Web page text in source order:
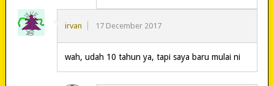
irvan 17 December 2017
wah, udah 10 tahun ya, tapi saya baru mulai ni